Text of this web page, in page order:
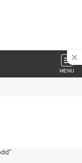
MENU